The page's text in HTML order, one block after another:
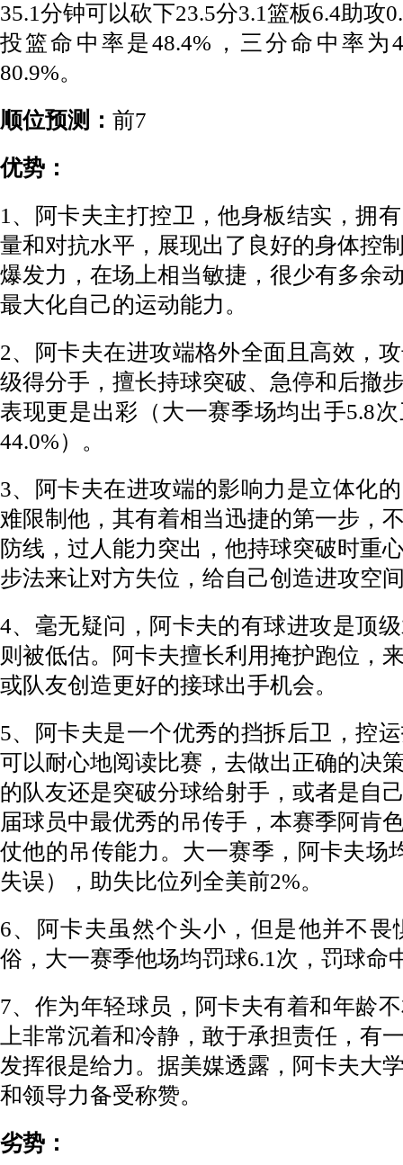
35.1分钟可以砍下23.5分3.1篮板6.4助攻
投篮命中率是48.4%，三分命中率为
80.9%。
顺位预测： 前7
优势：
1、阿卡夫主打控卫，他身板结实，拥
量和对抗水平，展现出了良好的身体控
爆发力，在场上相当敏捷，很少有多余
最大化自己的运动能力。
2、阿卡夫在进攻端格外全面且高效，
级得分手，擅长持球突破、急停和后撤
表现更是出彩（大一赛季场均出手5.8
44.0%）。
3、阿卡夫在进攻端的影响力是立体化
难限制他，其有着相当迅捷的第一步，
防线，过人能力突出，他持球突破时重
步法来让对方失位，给自己创造进攻空
4、毫无疑问，阿卡夫的有球进攻是顶
则被低估。阿卡夫擅长利用掩护跑位，
或队友创造更好的接球出手机会。
5、阿卡夫是一个优秀的挡拆后卫，控
可以耐心地阅读比赛，去做出正确的决
的队友还是突破分球给射手，或者是自
届球员中最优秀的吊传手，本赛季阿肯
仗他的吊传能力。大一赛季，阿卡夫场
失误），助失比位列全美前2%。
6、阿卡夫虽然个头小，但是他并不畏
俗，大一赛季他场均罚球6.1次，罚球命
7、作为年轻球员，阿卡夫有着和年龄
上非常沉着和冷静，敢于承担责任，有
发挥很是给力。据美媒透露，阿卡夫大
和领导力备受称赞。
劣势：